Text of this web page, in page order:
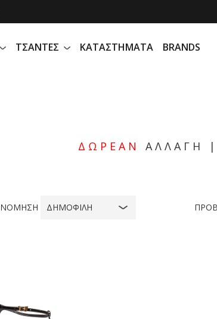
ΤΣΑΝΤΕΣ ΚΑΤΑΣΤΗΜΑΤΑ BRANDS
ΔΩΡΕΑΝ ΑΛΛΑΓΗ |
ΔΗΜΟΦΙΛΗ